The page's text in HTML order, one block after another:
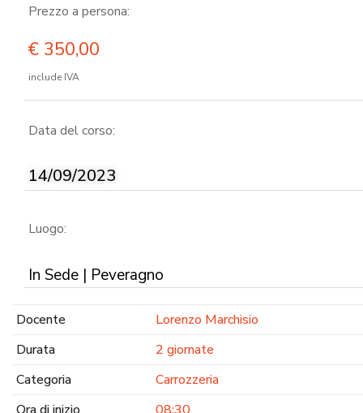
Prezzo a persona:
€ 350,00
include IVA
Data del corso:
14/09/2023
Luogo:
In Sede | Peveragno
Docente
Lorenzo Marchisio
Durata
2 giornate
Categoria
Carrozzeria